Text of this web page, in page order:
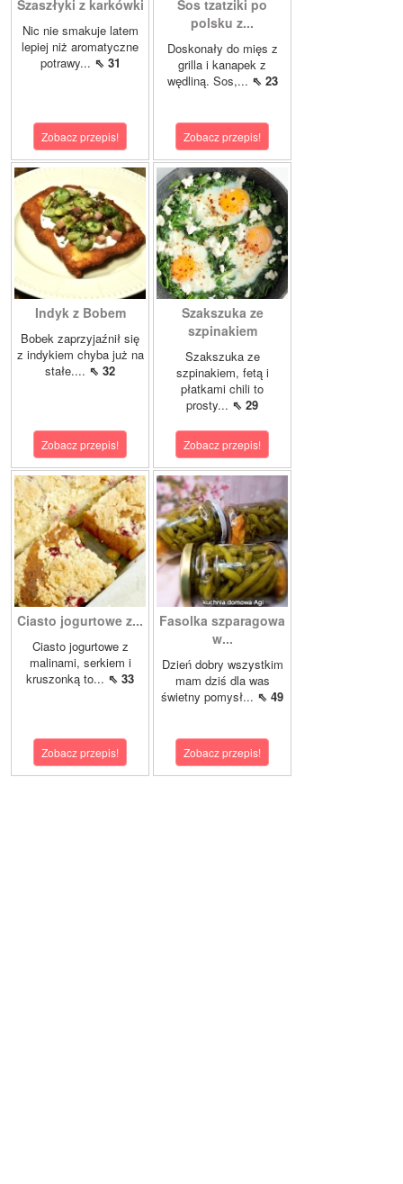
Szaszłyki z karkówki
Nic nie smakuje latem
lepiej niż aromatyczne
potrawy... ⇖ 31
Zobacz przepis!
Sos tzatziki po
polsku z...
Doskonały do mięs z
grilla i kanapek z
wędliną. Sos,... ⇖ 23
Zobacz przepis!
Indyk z Bobem
Bobek zaprzyjaźnił się
z indykiem chyba już na
stałe.... ⇖ 32
Zobacz przepis!
Szakszuka ze
szpinakiem
Szakszuka ze
szpinakiem, fetą i
płatkami chili to
prosty... ⇖ 29
Zobacz przepis!
Ciasto jogurtowe z...
Ciasto jogurtowe z
malinami, serkiem i
kruszonką to... ⇖ 33
Zobacz przepis!
Fasolka szparagowa
w...
Dzień dobry wszystkim
mam dziś dla was
świetny pomysł... ⇖ 49
Zobacz przepis!